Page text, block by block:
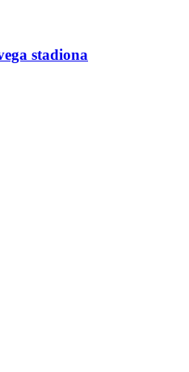
stadiona